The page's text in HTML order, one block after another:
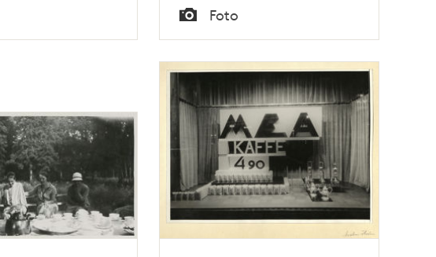
Tid
Typ
Foto